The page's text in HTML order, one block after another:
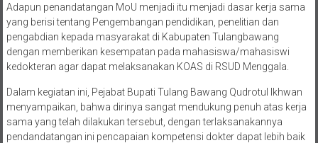
Adapun penandatangan MoU menjadi itu menjadi dasar kerja sama
yang berisi tentang Pengembangan pendidikan, penelitian dan
pengabdian kepada masyarakat di Kabupaten Tulangbawang
dengan memberikan kesempatan pada mahasiswa/mahasiswi
kedokteran agar dapat melaksanakan KOAS di RSUD Menggala.
Dalam kegiatan ini, Pejabat Bupati Tulang Bawang Qudrotul Ikhwan
menyampaikan, bahwa dirinya sangat mendukung penuh atas kerja
sama yang telah dilakukan tersebut, dengan terlaksanakannya
pendandatangan ini pencapaian kompetensi dokter dapat lebih baik